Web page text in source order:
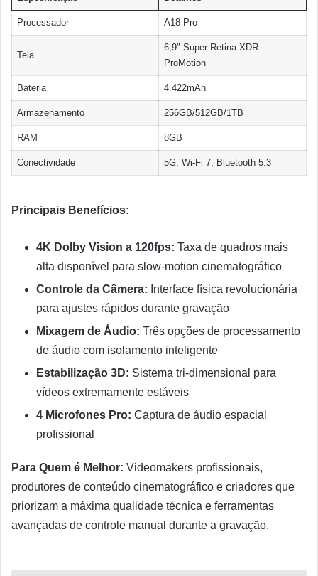
Processador A18 Pro
Tela
6,9″ Super Retina XDR
ProMotion
Bateria 4.422mAh
Armazenamento 256GB/512GB/1TB
RAM 8GB
Conectividade 5G, Wi-Fi 7, Bluetooth 5.3
Principais Benefícios:
4K Dolby Vision a 120fps: Taxa de quadros mais
alta disponível para slow-motion cinematográfico
Controle da Câmera: Interface física revolucionária
para ajustes rápidos durante gravação
Mixagem de Áudio: Três opções de processamento
de áudio com isolamento inteligente
Estabilização 3D: Sistema tri-dimensional para
vídeos extremamente estáveis
4 Microfones Pro: Captura de áudio espacial
profissional
Para Quem é Melhor: Videomakers profissionais,
produtores de conteúdo cinematográfico e criadores que
priorizam a máxima qualidade técnica e ferramentas
avançadas de controle manual durante a gravação.